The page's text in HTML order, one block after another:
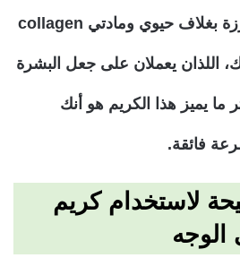
من الكولاجين معززة بغلاف حيوي ومادتي collagen
اللذان يعملان على جعل البشرة
ما يميز هذا الكريم هو أنك
فائقة.
لاستخدام كريم
الوجه